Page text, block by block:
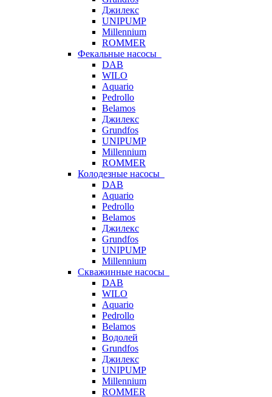
Джилекс
UNIPUMP
Millennium
ROMMER
Фекальные насосы
DAB
WILO
Aquario
Pedrollo
Belamos
Джилекс
Grundfos
UNIPUMP
Millennium
ROMMER
Колодезные насосы
DAB
Aquario
Pedrollo
Belamos
Джилекс
Grundfos
UNIPUMP
Millennium
Скважинные насосы
DAB
WILO
Aquario
Pedrollo
Belamos
Водолей
Grundfos
Джилекс
UNIPUMP
Millennium
ROMMER